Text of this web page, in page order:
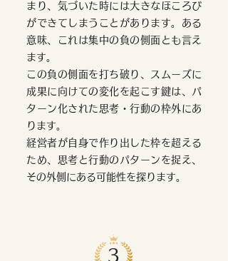
まり、気づいた時には大きなほころび
ができてしまうことがあります。ある
意味、これは集中の負の側面とも言え
ます。
この負の側面を打ち破り、スムーズに
成果に向けての変化を起こす鍵は、パ
ターン化された思考・行動の枠外にあ
ります。
経営者が自身で作り出した枠を超える
ため、思考と行動のパターンを捉え、
その外側にある可能性を探ります。
3